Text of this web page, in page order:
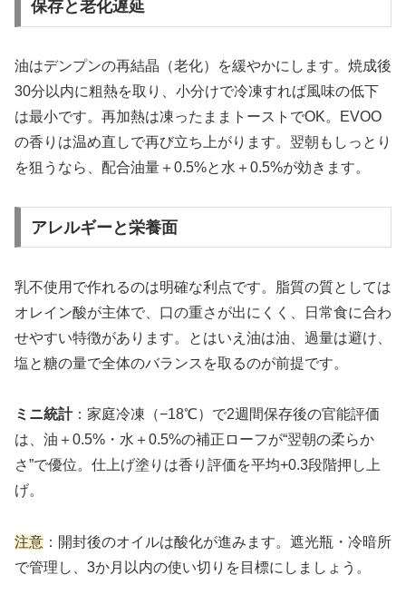
保存と老化遅延
油はデンプンの再結晶（老化）を緩やかにします。焼成後
30分以内に粗熱を取り、小分けで冷凍すれば風味の低下
は最小です。再加熱は凍ったままトーストでOK。EVOO
の香りは温め直しで再び立ち上がります。翌朝もしっとり
を狙うなら、配合油量＋0.5%と水＋0.5%が効きます。
アレルギーと栄養面
乳不使用で作れるのは明確な利点です。脂質の質としては
オレイン酸が主体で、口の重さが出にくく、日常食に合わ
せやすい特徴があります。とはいえ油は油、過量は避け、
塩と糖の量で全体のバランスを取るのが前提です。
ミニ統計：家庭冷凍（−18℃）で2週間保存後の官能評価
は、油＋0.5%・水＋0.5%の補正ローフが“翌朝の柔らか
さ”で優位。仕上げ塗りは香り評価を平均+0.3段階押し上
げ。
注意 ：開封後のオイルは酸化が進みます。遮光瓶・冷暗所
で管理し、3か月以内の使い切りを目標にしましょう。